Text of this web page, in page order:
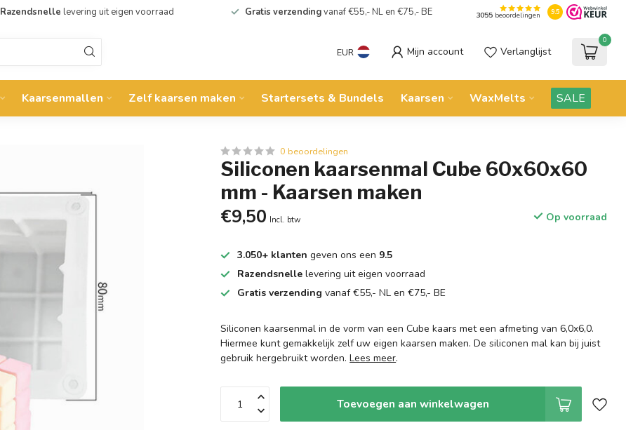
Razendsnelle levering uit eigen voorraad Gratis verzendingvanaf €55,- NL en €75,- BE 3055beoordelingen 9.5
EUR Mijn account Verlanglijst
0
Kaarsenmallen Zelf kaarsen maken Startersets & Bundels Kaarsen WaxMelts SALE
0 beoordelingen
Siliconen kaarsenmal Cube 60x60x60
mm - Kaarsen maken
€9,50 Incl. btw Op voorraad
3.050+ klanten geven ons een 9.5
Razendsnelle levering uit eigen voorraad
Gratis verzending vanaf €55,- NL en €75,- BE
Siliconen kaarsenmal in de vorm van een Cube kaars met een afmeting van 6,0x6,0.
Hiermee kunt gemakkelijk zelf uw eigen kaarsen maken. De siliconen mal kan bij juist
gebruik hergebruikt worden.Lees meer.
Toevoegen aan winkelwagen